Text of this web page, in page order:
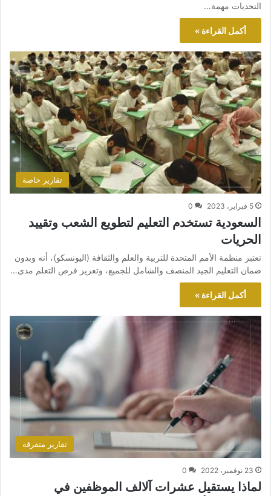
التحديات مهمة…
أكمل القراءة »
تقارير خاصة
5 فبراير، 2023 0
السعودية تستخدم التعليم لتطويع الشعب وتقييد
الحريات
تعتبر منظمة الأمم المتحدة للتربية والعلم والثقافة (اليونسكو)، أنه وبدون
ضمان التعليم الجيد المنصف والشامل للجميع، وتعزيز فرص التعلم مدى…
أكمل القراءة »
تقارير متفرقة
23 نوفمبر، 2022 0
لماذا يستقيل عشرات آلالف الموظفين في